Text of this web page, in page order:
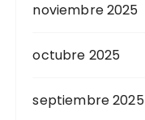
noviembre 2025
octubre 2025
septiembre 2025